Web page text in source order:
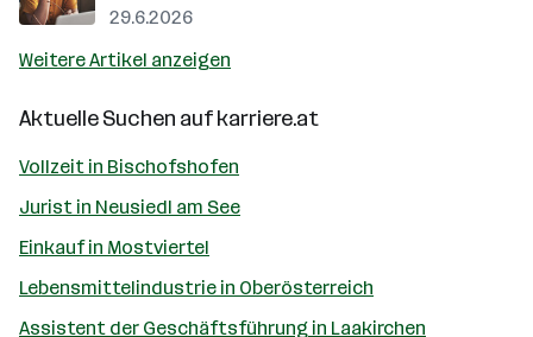
29.6.2026
Weitere Artikel anzeigen
Aktuelle Suchen aufkarriere.at
Vollzeit in Bischofshofen
Jurist in Neusiedl am See
Einkauf in Mostviertel
Lebensmittelindustrie in Oberösterreich
Assistent der Geschäftsführung in Laakirchen